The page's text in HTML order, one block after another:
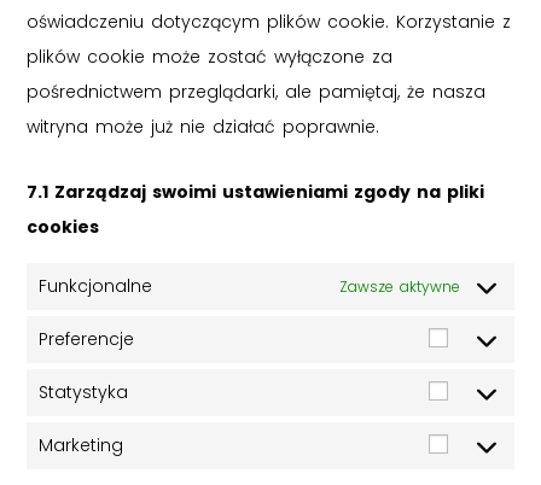
oświadczeniu dotyczącym plików cookie. Korzystanie z
plików cookie może zostać wyłączone za
pośrednictwem przeglądarki, ale pamiętaj, że nasza
witryna może już nie działać poprawnie.
7.1 Zarządzaj swoimi ustawieniami zgody na pliki
cookies
Funkcjonalne Zawsze aktywne
Preferencje
Statystyka
Marketing